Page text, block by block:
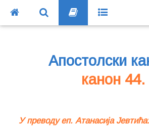
Апостолски
канон 44.
У преводу еп. Атанасија